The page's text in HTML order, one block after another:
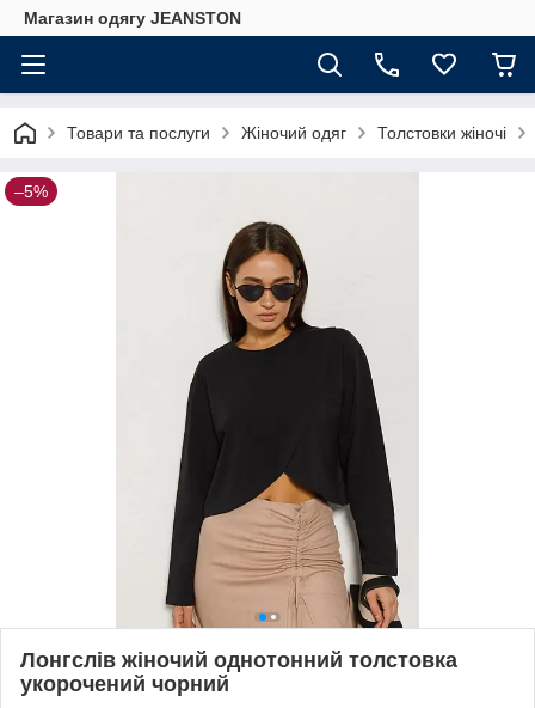
Магазин одягу JEANSTON
Товари та послуги Жіночий одяг Толстовки жіночі
–5%
Лонгслів жіночий однотонний толстовка
укорочений чорний